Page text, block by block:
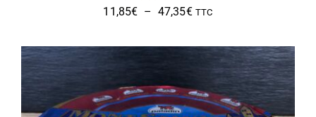
11,85€ – 47,35€Plage
prix :
à
47,35€
TTC